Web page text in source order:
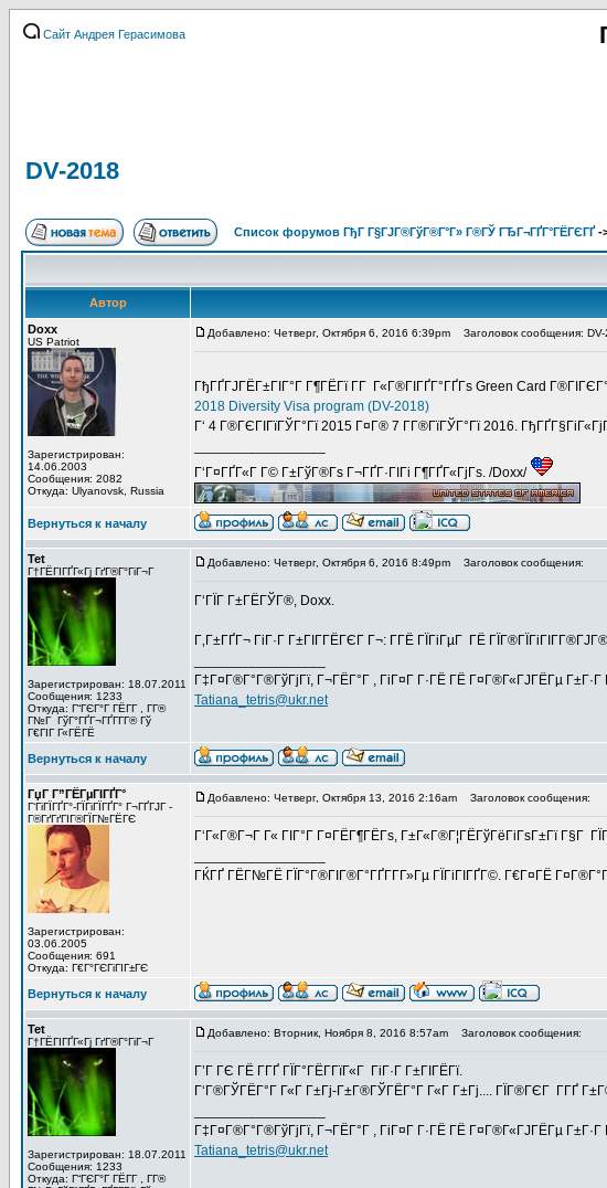
Сайт Андрея Герасимова
DV-2018
Список форумов ГђГ Г§ГЈГ®ГўГ®Г°Г» Г®ГЎ ГЂГ¬ГҐГ°ГЁГЄГҐ-
Автор
Doxx
US Patriot
Зарегистрирован:
14.06.2003
Сообщения: 2082
Откуда: Ulyanovsk, Russia
Добавлено: Четверг, Октября 6, 2016 6:39pm Заголовок сообщения: DV-
ГђГҐГЈГЁГ±ГІГ°Г Г¶ГЁГї Г­Г Г«Г®ГІГҐГ°ГҐГѕ Green Card
2018 Diversity Visa program (DV-2018)
Г‘ 4 Г®ГЄГІГїГЎГ°Гї 2015 Г¤Г® 7 Г­Г®ГїГЎГ°Гї 2016.
Г‘Г¤ГҐГ«Г Г© Г±ГўГ®Гѕ Г¬ГҐГ·ГІГі Г¶ГҐГ«ГјГѕ. /Doxx/
Вернуться к началу
Tet
Г†ГЁГІГҐГ«Гј ГґГ®Г°ГіГ¬Г
Зарегистрирован: 18.07.2011
Сообщения: 1233
Откуда: Г“ГЄГ°Г ГЁГ­Г , Г­Г®
Г№Г ГўГ°ГҐГ¬ГҐГ­Г­Г® Гў
Г€ГІГ Г«ГЁГЁ
Добавлено: Четверг, Октября 6, 2016 8:49pm Заголовок сообщения:
Г‘ГЇГ Г±ГЁГЎГ®, Doxx.
Г‚Г±ГҐГ¬ ГіГ·Г Г±ГІГ­ГЁГЄГ Г¬: Г­ГЁ ГЇГіГµГ ГЁ
Г‡Г¤Г®Г°Г®ГўГјГї, Г¬ГЁГ°Г , ГіГ¤Г Г·ГЁ ГЁ Г¤Г®Г«ГЈГЁГµ Г±Г·Г
Tatiana_tetris@ukr.net
Вернуться к началу
ГџГ­ Г”ГЁГµГІГҐГ°
Г‘ГіГЇГҐГ°-ГЇГіГЇГҐГ° Г¬ГҐГЈГ -
Г®ГґГґГІГ®ГЇГ№ГЁГЄ
Зарегистрирован:
03.06.2005
Сообщения: 691
Откуда: Г€Г°ГЄГіГІГ±ГЄ
Добавлено: Четверг, Октября 13, 2016 2:16am Заголовок сообщения:
Г‘Г«Г®Г¬Г Г« ГІГ°Г Г¤ГЁГ¶ГЁГѕ, Г±Г«Г®Г¦ГЁГўГёГіГѕГ±Гї Г§Г
ГЌГҐ ГЁГ№ГЁ ГЇГ°Г®ГІГ®Г°ГҐГ­Г­Г»Гµ ГЇГіГІГҐГ©. Г€Г¤ГЁ
Вернуться к началу
Tet
Г†ГЁГІГҐГ«Гј ГґГ®Г°ГіГ¬Г
Зарегистрирован: 18.07.2011
Сообщения: 1233
Откуда: Г“ГЄГ°Г ГЁГ­Г , Г­Г®
Добавлено: Вторник, Ноября 8, 2016 8:57am Заголовок сообщения:
Г’Г ГЄ ГЁ Г­ГҐ ГЇГ°ГЁГ­ГїГ«Г ГіГ·Г Г±ГІГЁГї.
Г‘Г®ГЎГЁГ°Г Г«Г Г±Гј-Г±Г®ГЎГЁГ°Г Г«Г Г±Гј.... ГЇГ®ГЄГ Г­ГҐ
Г‡Г¤Г®Г°Г®ГўГјГї, Г¬ГЁГ°Г , ГіГ¤Г Г·ГЁ ГЁ Г¤Г®Г«ГЈГЁГµ Г±Г·Г
Tatiana_tetris@ukr.net